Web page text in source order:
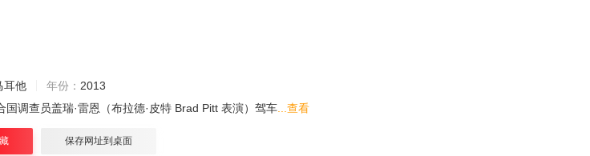
耳他 年份： 2013
调查员盖瑞·雷恩（布拉德·皮特 Brad Pitt 表演）驾车 ...查看
保存网址到桌面